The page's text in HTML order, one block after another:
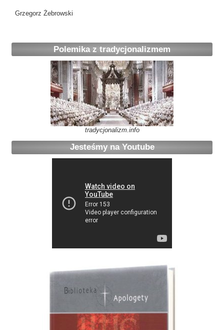
Polemika z tradycjonalizmem
tradycjonalizm.info
Jesteśmy na Youtube
Grzegorz Żebrowski